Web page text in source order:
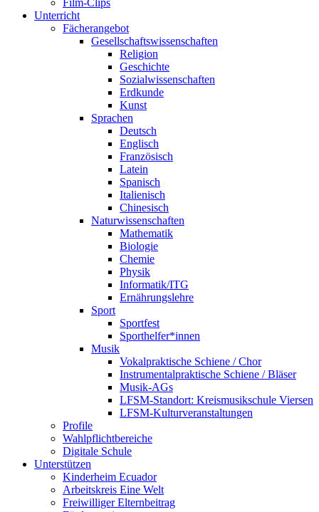
Film-Clips
Unterricht
Fächerangebot
Gesellschaftswissenschaften
Religion
Geschichte
Sozialwissenschaften
Erdkunde
Kunst
Sprachen
Deutsch
Englisch
Französisch
Latein
Spanisch
Italienisch
Chinesisch
Naturwissenschaften
Mathematik
Biologie
Chemie
Physik
Informatik/ITG
Ernährungslehre
Sport
Sportfest
Sporthelfer*innen
Musik
Vokalpraktische Schiene / Chor
Instrumentalpraktische Schiene / Bläser
Musik-AGs
LFSM-Standort: Kreismusikschule Viersen
LFSM-Kulturveranstaltungen
Profile
Wahlpflichtbereiche
Digitale Schule
Unterstützen
Kinderheim Ecuador
Arbeitskreis Eine Welt
Freiwilliger Elternbeitrag